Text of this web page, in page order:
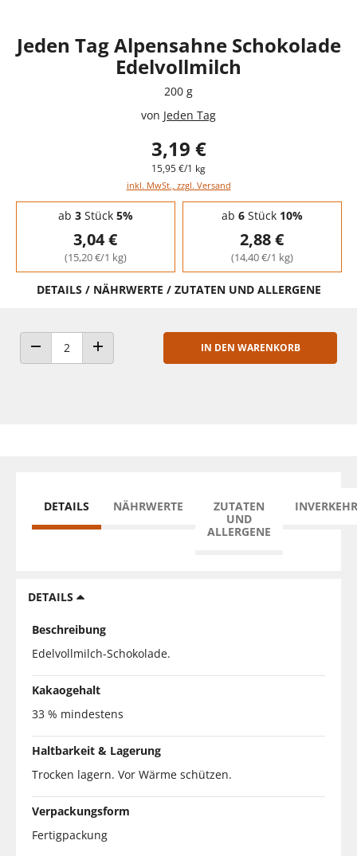
Jeden Tag Alpensahne Schokolade
Edelvollmilch
200 g
von Jeden Tag
3,19 €
15,95 €/1 kg
inkl. MwSt., zzgl. Versand
Staffelpreise - Mengenrabatt
ab 3Stück 5%
3,04 €
(15,20 €/1 kg)
ab 6Stück 10%
2,88 €
(14,40 €/1 kg)
DETAILS / NÄHRWERTE / ZUTATEN UND ALLERGENE
ANZAHL VERRINGERNANZAHL ERHÖHEN
IN DEN WARENKORB
DETAILS NÄHRWERTE
ZUTATEN
UND
ALLERGENE
DETAILS
Beschreibung
Edelvollmilch-Schokolade.
Kakaogehalt
33 % mindestens
Haltbarkeit & Lagerung
Trocken lagern. Vor Wärme schützen.
Verpackungsform
Fertigpackung